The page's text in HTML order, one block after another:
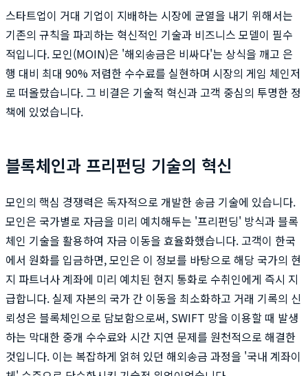
스타트업이 거대 기업이 지배하는 시장에 균열을 내기 위해서는
기존의 규칙을 파괴하는 혁신적인 기술과 비즈니스 모델이 필수
적입니다. 모인(MOIN)은 '해외송금은 비싸다'는 상식을 깨고 은
행 대비 최대 90% 저렴한 수수료를 실현하며 시장의 게임 체인저
로 떠올랐습니다. 그 비결은 기술적 혁신과 고객 중심의 투명한 정
책에 있었습니다.
블록체인과 프리펀딩 기술의 혁신
모인의 핵심 경쟁력은 독자적으로 개발한 송금 기술에 있습니다.
모인은 국가별로 자금을 미리 예치해두는 '프리펀딩' 방식과 블록
체인 기술을 활용하여 자금 이동을 효율화했습니다. 고객이 한국
에서 원화를 입금하면, 모인은 이 정보를 바탕으로 해당 국가의 현
지 파트너사 계좌에 미리 예치된 현지 통화로 수취인에게 즉시 지
급합니다. 실제 자본의 국가 간 이동을 최소화하고 거래 기록의 신
뢰성은 블록체인으로 담보함으로써, SWIFT 망을 이용할 때 발생
하는 막대한 중개 수수료와 시간 지연 문제를 원천적으로 해결한
것입니다. 이는 복잡하게 얽혀 있던 해외송금 과정을 '국내 계좌이